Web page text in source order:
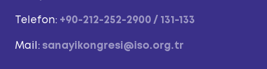
Telefon: +90-212-252-2900 / 131-133
Mail: sanayikongresi@iso.org.tr